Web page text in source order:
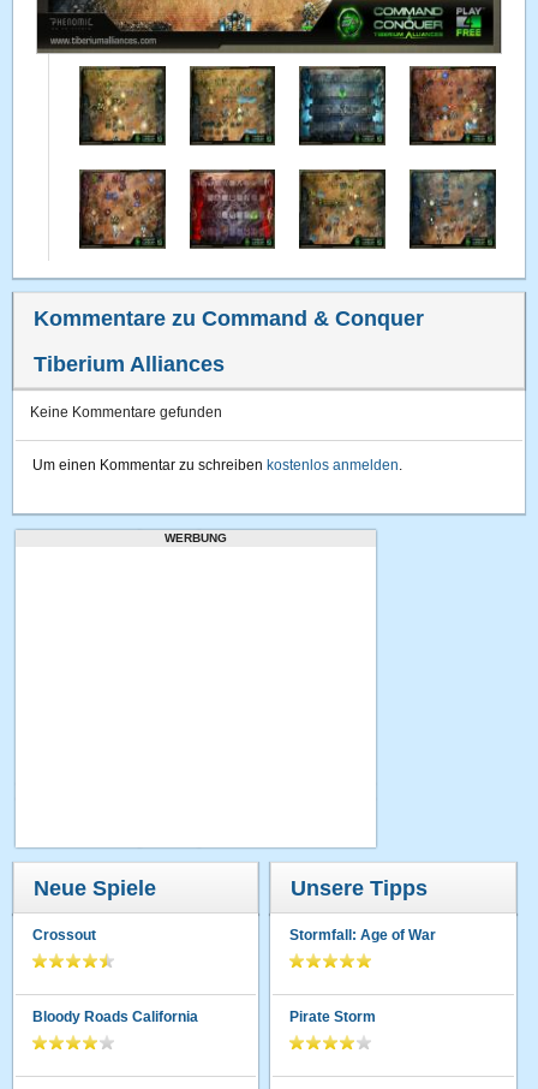
Kommentare zu Command & Conquer
Tiberium Alliances
Keine Kommentare gefunden
Um einen Kommentar zu schreiben kostenlos anmelden.
WERBUNG
Neue Spiele
Crossout
Bloody Roads California
Unsere Tipps
Stormfall: Age of War
Pirate Storm